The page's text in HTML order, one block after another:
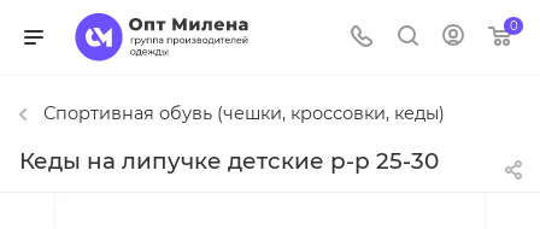
0
Спортивная обувь (чешки, кроссовки, кеды)
Кеды на липучке детские р-р 25-30